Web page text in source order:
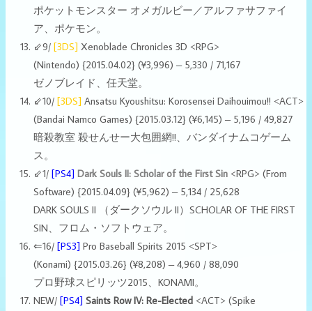
ポケットモンスター オメガルビー／アルファサファイ
ア、ポケモン。
⇙9/ [3DS] Xenoblade Chronicles 3D <RPG>
(Nintendo) {2015.04.02} (¥3,996) – 5,330 / 71,167
ゼノブレイド、任天堂。
⇙10/ [3DS] Ansatsu Kyoushitsu: Korosensei Daihouimou!! <ACT>
(Bandai Namco Games) {2015.03.12} (¥6,145) – 5,196 / 49,827
暗殺教室 殺せんせー大包囲網!!、バンダイナムコゲーム
ス。
⇙1/ [PS4] Dark Souls II: Scholar of the First Sin <RPG> (From
Software) {2015.04.09} (¥5,962) – 5,134 / 25,628
DARK SOULS II （ダークソウル II）SCHOLAR OF THE FIRST
SIN、フロム・ソフトウェア。
⇐16/ [PS3] Pro Baseball Spirits 2015 <SPT>
(Konami) {2015.03.26} (¥8,208) – 4,960 / 88,090
プロ野球スピリッツ2015、KONAMI。
NEW/ [PS4] Saints Row IV: Re-Elected <ACT> (Spike